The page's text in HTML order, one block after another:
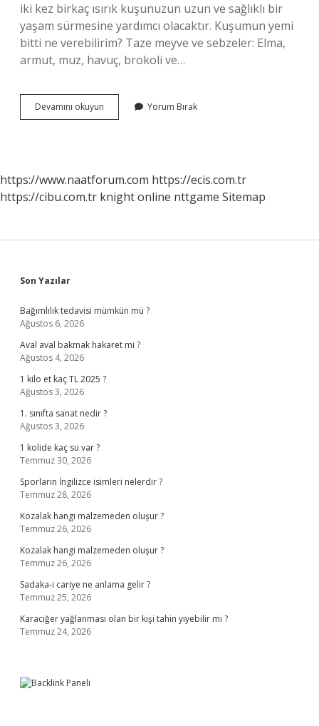
iki kez birkaç ısırık kuşunuzun uzun ve sağlıklı bir
yaşam sürmesine yardımcı olacaktır. Kuşumun yemi
bitti ne verebilirim? Taze meyve ve sebzeler: Elma,
armut, muz, havuç, brokoli ve…
Devamını okuyun
Hangi
Yorum Bırak
https://www.naatforum.com https://ecis.com.tr
https://cibu.com.tr knight online nttgame Sitemap
Sidebar
Son Yazılar
Bağımlılık tedavisi mümkün mü ?
Ağustos 6, 2026
Aval aval bakmak hakaret mi ?
Ağustos 4, 2026
1 kilo et kaç TL 2025 ?
Ağustos 3, 2026
1. sınıfta sanat nedir ?
Ağustos 3, 2026
1 kolide kaç su var ?
Temmuz 30, 2026
Sporların İngilizce isimleri nelerdir ?
Temmuz 28, 2026
Kozalak hangi malzemeden oluşur ?
Temmuz 26, 2026
Kozalak hangi malzemeden oluşur ?
Temmuz 26, 2026
Sadaka-i cariye ne anlama gelir ?
Temmuz 25, 2026
Karaciğer yağlanması olan bir kişi tahin yiyebilir mi ?
Temmuz 24, 2026